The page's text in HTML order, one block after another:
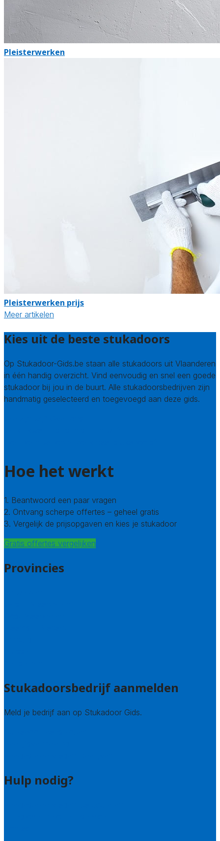
Pleisterwerken
Pleisterwerken prijs
Meer artikelen
Kies uit de beste stukadoors
Op Stukadoor-Gids.be staan alle stukadoors uit Vlaanderen
in één handig overzicht. Vind eenvoudig en snel een goede
stukadoor bij jou in de buurt. Alle stukadoorsbedrijven zijn
handmatig geselecteerd en toegevoegd aan deze gids.
Hoe het werkt
1. Beantwoord een paar vragen
2. Ontvang scherpe offertes – geheel gratis
3. Vergelijk de prijsopgaven en kies je stukadoor
Gratis offertes vergelijken
Provincies
Stukadoorsbedrijf aanmelden
Meld je bedrijf aan op Stukadoor Gids.
Hulp nodig?